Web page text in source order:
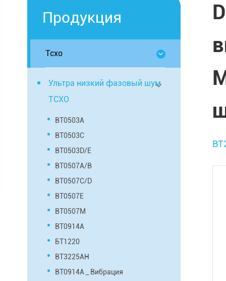
Продукция
Tcxo
Ультра низкий фазовый шум
TCXO
BT0503A
BT0503C
BT0503D/E
BT0507A/B
BT0507C/D
BT0507E
BT0507M
BT0914A
БТ1220
BT3225AH
BT0914A _ Вибрация